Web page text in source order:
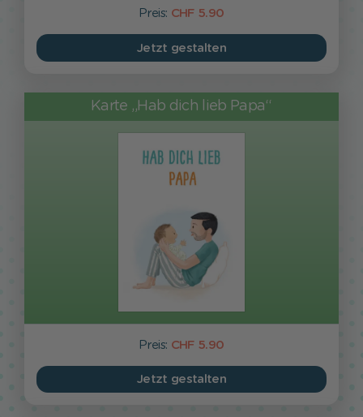
Preis: CHF 5.90
Jetzt gestalten
Karte „Hab dich lieb Papa“
Preis: CHF 5.90
Jetzt gestalten